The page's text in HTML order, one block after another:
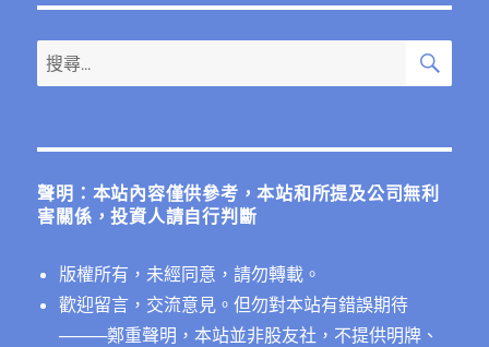
分
頁
搜
尋
鍵
搜
聲明：本站內容僅供參考，本站和所提及公司無利
害關係，投資人請自行判斷
版權所有，未經同意，請勿轉載。
歡迎留言，交流意見。但勿對本站有錯誤期待
────鄭重聲明，本站並非股友社，不提供明牌、